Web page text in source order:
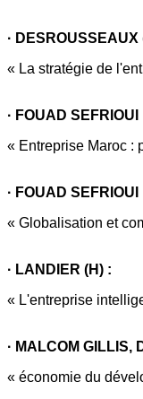
· DESROUSSEAUX
« La stratégie de
· FOUAD SEFRIOUI
« Entreprise Maroc :
· FOUAD SEFRIOUI
« Globalisation et
· LANDIER (H) :
« L'entreprise
· MALCOM GILLIS,
« économie du